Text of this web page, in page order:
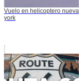
Vuelo en helicoptero nueva
york